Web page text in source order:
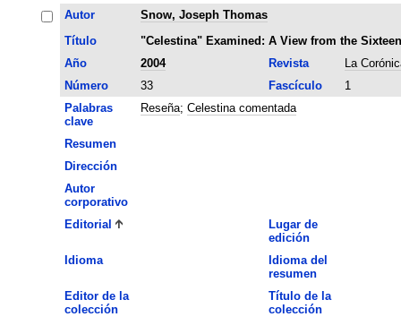
Autor
Snow, Joseph Thomas
Título
"Celestina" Examined: A View from the
Año
2004 Revista
La
Número
33 Fascículo
1
Palabras
clave
Reseña; Celestina comentada
Resumen
Dirección
Autor
corporativo
Editorial
Lugar de
edición
Idioma
Idioma del
resumen
Editor de la
colección
Título de la
colección